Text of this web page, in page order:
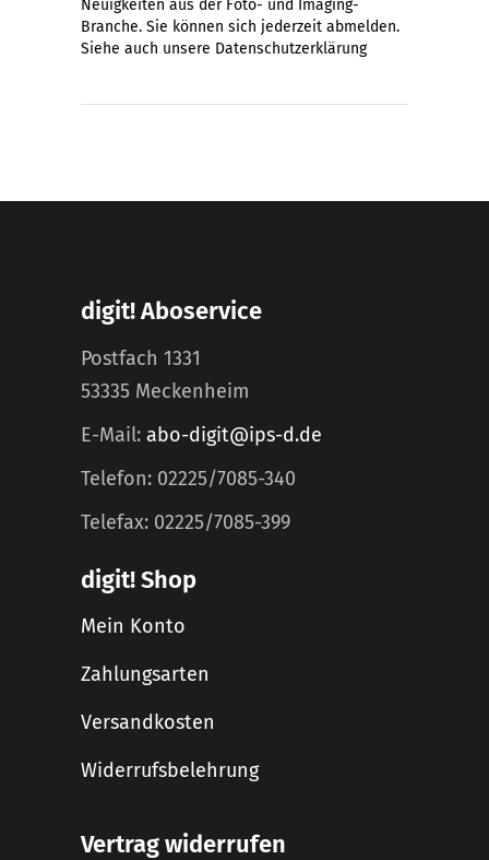
Neuigkeiten aus der Foto- und Imaging-
Branche. Sie können sich jederzeit abmelden.
Siehe auch unsere Datenschutzerklärung
digit! Aboservice
Postfach 1331
53335 Meckenheim
E-Mail: abo-digit@ips-d.de
Telefon: 02225/7085-340
Telefax: 02225/7085-399
digit! Shop
Mein Konto
Zahlungsarten
Versandkosten
Widerrufsbelehrung
Vertrag widerrufen